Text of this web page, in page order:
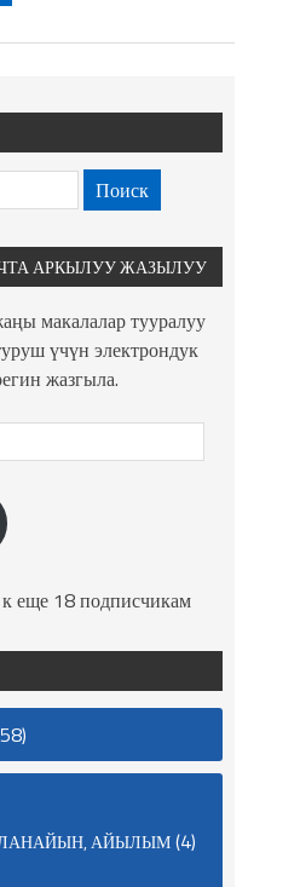
АРКЫЛУУ ЖАЗЫЛУУ
макалалар тууралуу
үчүн электрондук
жазгыла.
еще 18 подписчикам
АЙЫЛЫМ(4)